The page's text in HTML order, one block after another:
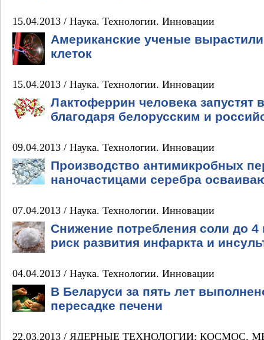
15.04.2013 / Наука. Технологии. Инновации
Американские ученые
клеток
15.04.2013 / Наука. Технологии. Инновации
Лактоферрин человека запустят
благодаря белорусским и
09.04.2013 / Наука. Технологии. Инновации
Производство антимикробных
наночастицами серебра
07.04.2013 / Наука. Технологии. Инновации
Снижение потребления соли до 4
риск развития инфаркта и
04.04.2013 / Наука. Технологии. Инновации
В Беларуси за пять лет
пересадке печени
22.03.2013 / ЯДЕРНЫЕ ТЕХНОЛОГИИ: КОСМОС.